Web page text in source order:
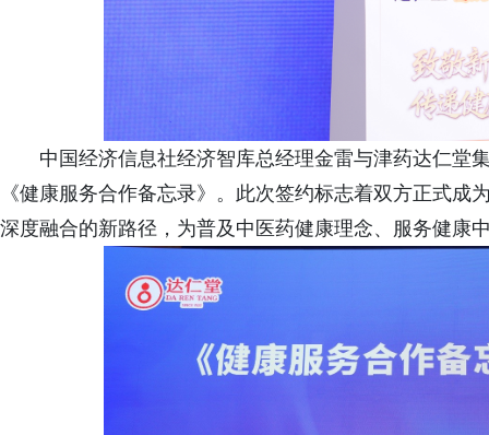
中国经济信息社经济智库总经理金雷与津药达仁堂
《健康服务合作备忘录》。此次签约标志着双方正式
深度融合的新路径，为普及中医药健康理念、服务健康